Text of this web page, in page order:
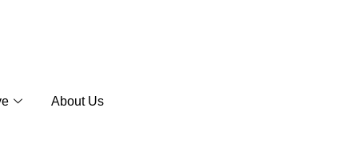
About Us